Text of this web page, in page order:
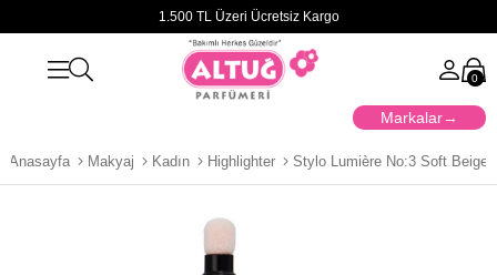
1.500 TL Üzeri Ücretsiz Kargo
0
Markalar
Anasayfa Makyaj Kadın Highlighter Stylo Lumière No:3 Soft Beige